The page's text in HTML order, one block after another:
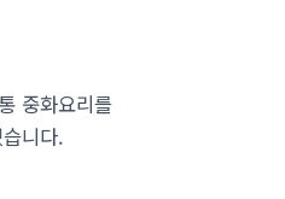
중화요리를
니다.